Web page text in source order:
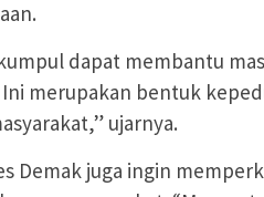
dapat membantu
merupakan bentuk
ujarnya.
Demak juga ingin